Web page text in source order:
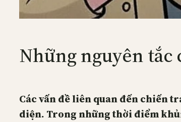
Những nguyên tắc
Các vấn đề liên quan đến chiến
diện. Trong những thời điểm